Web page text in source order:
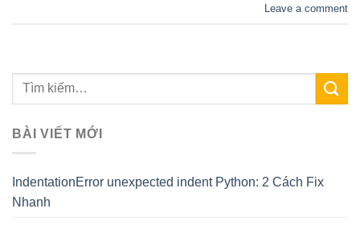
Leave a comment
BÀI VIẾT MỚI
IndentationError unexpected indent Python: 2 Cách Fix
Nhanh